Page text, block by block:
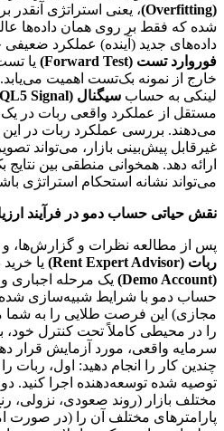
(Overfitting)
، یعنی استراتژی آنقدر
شده که فقط بر روی همان داده‌ها
داده‌های جدید (آینده) عملکرد
فوروارد تست (Forward Test)
یا
خارج از نمونه بک‌تست اهمیت
لینکی به حساب سیگنال MQL5 (MQL5 Signal)
مستقل از عملکرد واقعی ربات در یک
می‌دهند. بررسی عملکرد ربات در
غیرقابل پیش‌بینی بازار، می‌تواند
ارائه دهد. همخوانی منطقی بین
می‌تواند نشانه استحکام استراتژی
نقش حیاتی حساب دمو در فرآیند
پس از مطالعه نظرات و گزارش‌ها، و
ربات (Rent Expert Advisor)
یا خرید
(Demo Account)
یک مرحله اجباری
حساب دمو با شرایط شبیه‌سازی شده
مجازی) این فرصت طلایی را به
را در محیطی کاملاً تحت کنترل
سرمایه واقعی، مورد آزمایش قرار
چندین کار را انجام دهید: اول، ربات
توصیه شده توسعه‌دهنده اجرا کنید.
مختلف بازار (روند صعودی، نزولی،
پارامترهای مختلف آن را (در صورت